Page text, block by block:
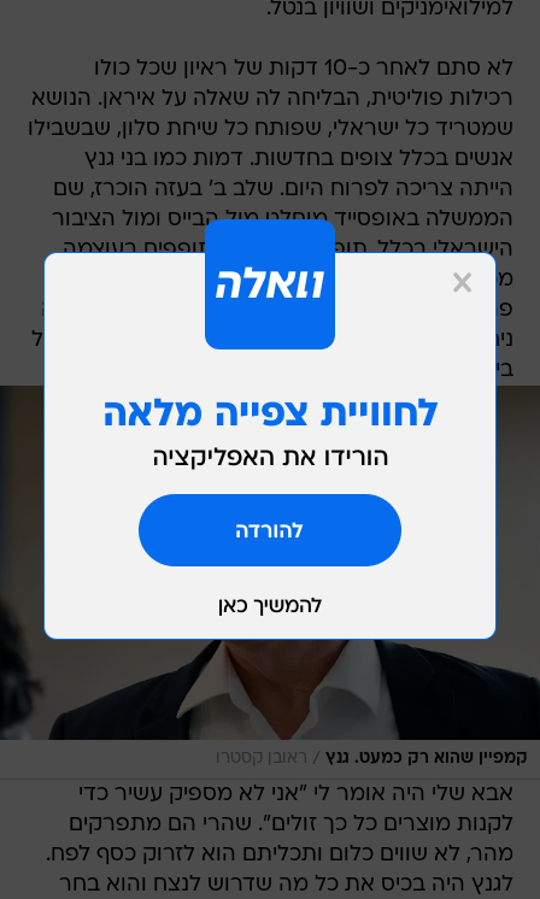
למילואימניקים ושוויון בנטל.
לא סתם לאחר כ-10 דקות של ראיון שכל כולו
רכילות פוליטית, הבליחה לה שאלה על איראן. הנושא
שמטריד כל ישראלי, שפותח כל שיחת סלון, שבשבילו
אנשים בכלל צופים בחדשות. דמות כמו בני גנץ
הייתה צריכה לפרוח היום. שלב ב' בעזה הוכרז, שם
הממשלה באופסייד מוחלט מול הבייס ומול הציבור
הישראלי בכלל, תופי המלחמה מתופפים בעוצמה
מכיוון איראן, המצב עם חיזבאללה מורכב וברקע
פרשת קטארגייט - פרשה ביטחונית חמורה שמעלה
ניחוחות של בגידה. למרות הכל, גנץ בחר במוצר הזול
ביותר על המדף.
קמפיין שהוא רק כמעט. גנץ / ראובן קסטרו
אבא שלי היה אומר לי "אני לא מספיק עשיר כדי
לקנות מוצרים כל כך זולים". שהרי הם מתפרקים
מהר, לא שווים כלום ותכליתם הוא לזרוק כסף לפח.
לגנץ היה בכיס את כל מה שדרוש לנצח והוא בחר